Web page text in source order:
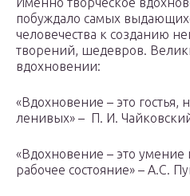
побуждало самых
человечества к созданию
творений, шедевров.
вдохновении:
«Вдохновение – это гостья,
ленивых» – П. И.
«Вдохновение – это умение
рабочее состояние» – А.С.